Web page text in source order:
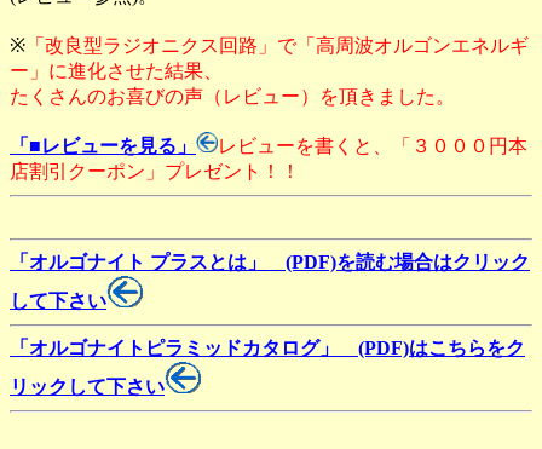
※ 「改良型ラジオニクス回路」で「高周波オルゴンエネルギ
ー」に進化させた結果、
たくさんのお喜びの声（レビュー）を頂きました。
「■レビューを見る」
レビューを書くと、「３０００円本
店割引クーポン」プレゼント！！
「オルゴナイト プラスとは」 (PDF)を読む場合はクリック
して下さい
「オルゴナイトピラミッドカタログ」 (PDF)はこちらをク
リックして下さい